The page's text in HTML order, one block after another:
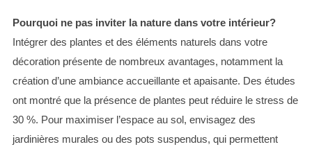
Pourquoi ne pas inviter la nature dans votre intérieur?
Intégrer des plantes et des éléments naturels dans votre
décoration présente de nombreux avantages, notamment la
création d’une ambiance accueillante et apaisante. Des études
ont montré que la présence de plantes peut réduire le stress de
30 %. Pour maximiser l’espace au sol, envisagez des
jardinières murales ou des pots suspendus, qui permettent